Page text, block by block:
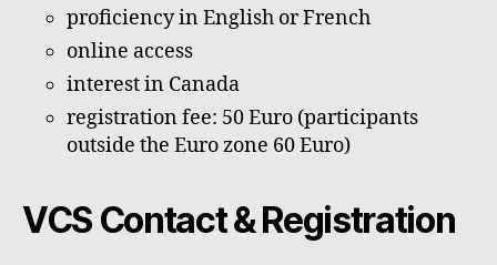
proficiency in English or French
online access
interest in Canada
registration fee: 50 Euro (participants
outside the Euro zone 60 Euro)
VCS Contact & Registration